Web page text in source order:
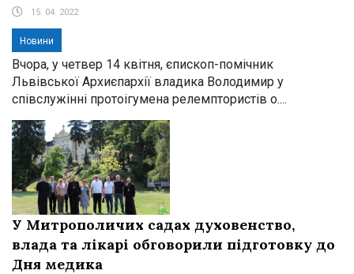
15. 04. 2022
Новини
Вчора, у четвер 14 квітня, єпископ-помічник
Львівської Архиєпархії владика Володимир у
співслужінні протоігумена релемптористів о....
У Митрополичих садах духовенство,
влада та лікарі обговорили підготовку до
Дня медика